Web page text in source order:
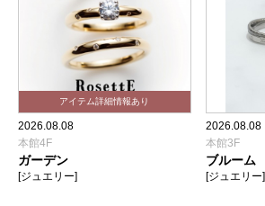
2026.08.08
本館4F
ガーデン
[ジュエリー]
2026.08.08
本館3F
ブルーム
[ジュエリー]